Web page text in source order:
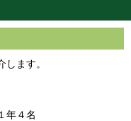
ます。
４名